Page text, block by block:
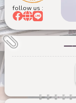
follow us :